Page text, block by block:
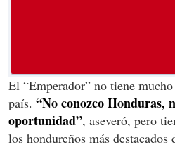
El “Emperador” no tiene
país. “No conozco Honduras,
oportunidad”, aseveró, pero
los hondureños más